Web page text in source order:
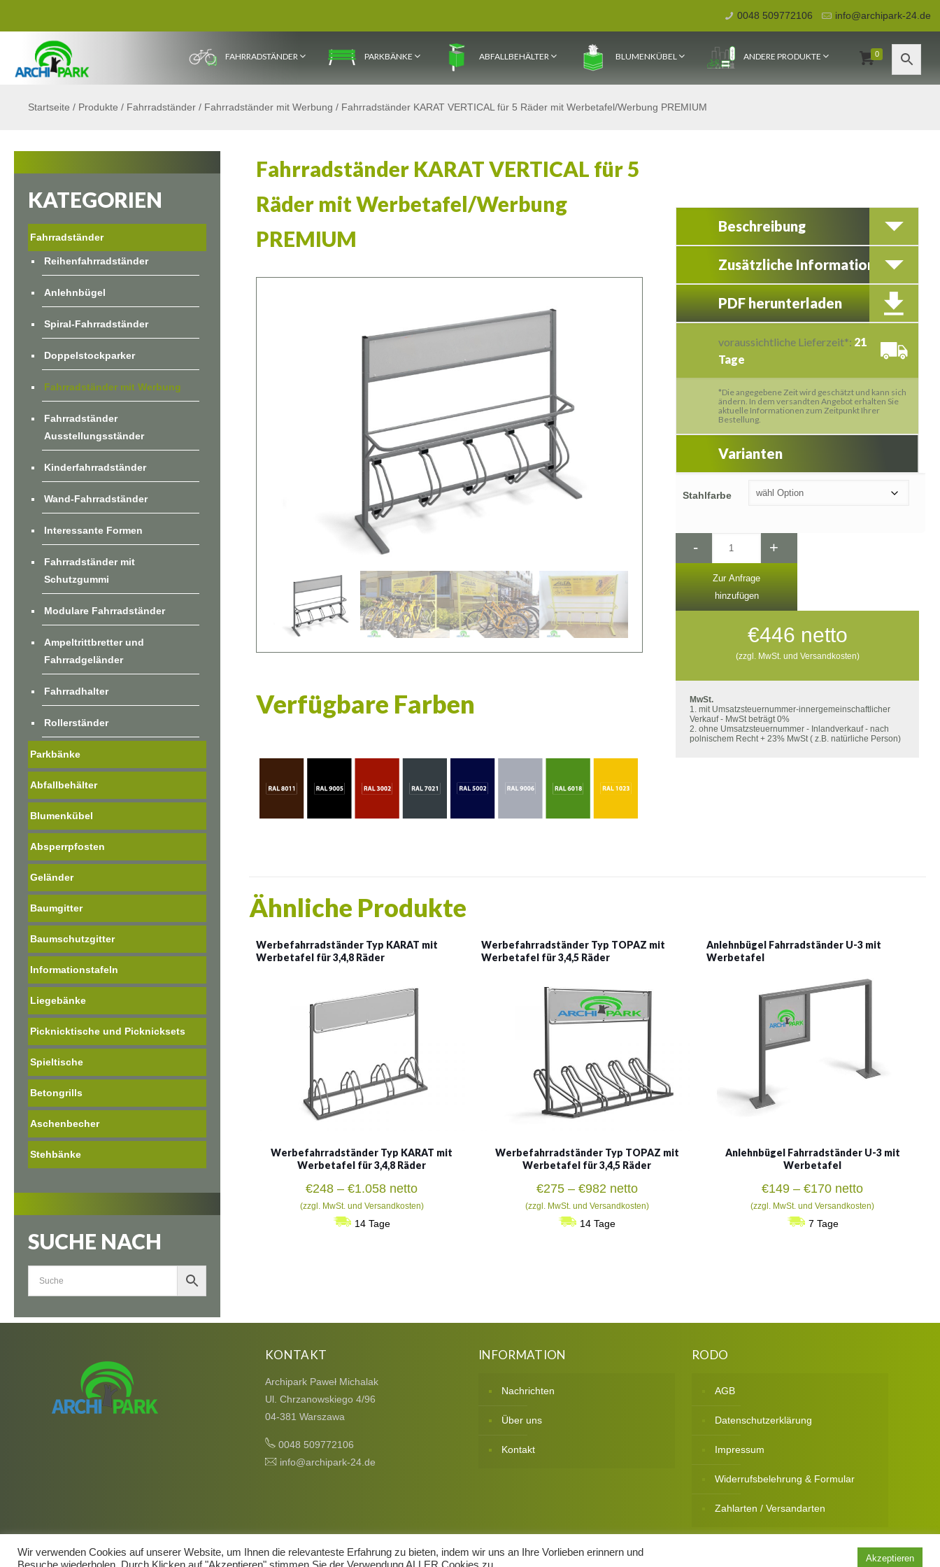
0048 509772106 info@archipark-24.de
FAHRRADSTÄNDER PARKBÄNKE ABFALLBEHÄLTER BLUMENKÜBEL ANDERE PRODUKTE 0
Startseite / Produkte / Fahrradständer / Fahrradständer mit Werbung / Fahrradständer KARAT VERTICAL für 5 Räder mit Werbetafel/Werbung PREMIUM
Fahrradständer KARAT VERTICAL für 5
Räder mit Werbetafel/Werbung
PREMIUM
Verfügbare Farben
Beschreibung
Zusätzliche Information
PDF herunterladen
voraussichtliche Lieferzeit*: 21
Tage
*Die angegebene Zeit wird geschätzt und kann sich
ändern. In dem versandten Angebot erhalten Sie
aktuelle Informationen zum Zeitpunkt Ihrer
Bestellung.
Varianten
Stahlfarbe
- +
Zur Anfrage
hinzufügen
€446 netto
(zzgl. MwSt. und Versandkosten)
MwSt.
1. mit Umsatzsteuernummer-innergemeinschaftlicher
Verkauf - MwSt beträgt 0%
2. ohne Umsatzsteuernummer - Inlandverkauf - nach
polnischem Recht + 23% MwSt ( z.B. natürliche Person)
Ähnliche Produkte
Werbefahrradständer Typ KARAT mit
Werbetafel für 3,4,8 Räder
Werbefahrradständer Typ KARAT mit
Werbetafel für 3,4,8 Räder
€248 –€1.058Preisspanne:
€248
bis
netto
(zzgl. MwSt. und Versandkosten)
14 Tage
Werbefahrradständer Typ TOPAZ mit
Werbetafel für 3,4,5 Räder
Werbefahrradständer Typ TOPAZ mit
Werbetafel für 3,4,5 Räder
€275 – €982Preisspanne:
€275
bis
netto
(zzgl. MwSt. und Versandkosten)
14 Tage
Anlehnbügel Fahrradständer U-3 mit
Werbetafel
Anlehnbügel Fahrradständer U-3 mit
Werbetafel
€149 –€170Preisspanne:
€149
bis
netto
(zzgl. MwSt. und Versandkosten)
7 Tage
KATEGORIEN
Fahrradständer
Reihenfahrradständer
Anlehnbügel
Spiral-Fahrradständer
Doppelstockparker
Fahrradständer mit Werbung
Fahrradständer
Ausstellungsständer
Kinderfahrradständer
Wand-Fahrradständer
Interessante Formen
Fahrradständer mit
Schutzgummi
Modulare Fahrradständer
Ampeltrittbretter und
Fahrradgeländer
Fahrradhalter
Rollerständer
Parkbänke
Abfallbehälter
Blumenkübel
Absperrpfosten
Geländer
Baumgitter
Baumschutzgitter
Informationstafeln
Liegebänke
Picknicktische und Picknicksets
Spieltische
Betongrills
Aschenbecher
Stehbänke
SUCHE NACH
KONTAKT
Archipark Paweł Michalak
Ul. Chrzanowskiego 4/96
04-381 Warszawa
0048 509772106
info@archipark-24.de
INFORMATION
Nachrichten
Über uns
Kontakt
RODO
AGB
Datenschutzerklärung
Impressum
Widerrufsbelehrung & Formular
Zahlarten / Versandarten
Wir verwenden Cookies auf unserer Website, um Ihnen die relevanteste Erfahrung zu bieten, indem wir uns an Ihre Vorlieben erinnern und
Besuche wiederholen. Durch Klicken auf "Akzeptieren" stimmen Sie der Verwendung ALLER Cookies zu.
Akzeptieren